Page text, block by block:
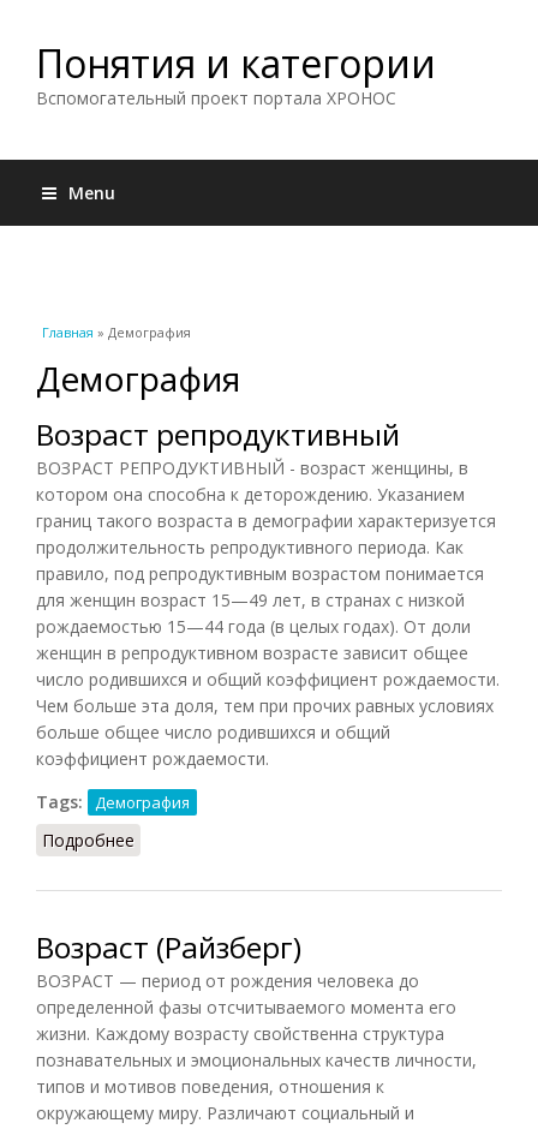
Понятия и категории
Вспомогательный проект портала ХРОНОС
Menu
Вы здесь
Главная » Демография
Демография
Возраст репродуктивный
ВОЗРАСТ РЕПРОДУКТИВНЫЙ - возраст женщины, в
котором она способна к деторождению. Указанием
границ такого возраста в демографии характеризуется
продолжительность репродуктивного периода. Как
правило, под репродуктивным возрастом понимается
для женщин возраст 15—49 лет, в странах с низкой
рождаемостью 15—44 года (в целых годах). От доли
женщин в репродуктивном возрасте зависит общее
число родившихся и общий коэффициент рождаемости.
Чем больше эта доля, тем при прочих равных условиях
больше общее число родившихся и общий
коэффициент рождаемости.
Tags:
Демография
Подробнее
Возраст (Райзберг)
ВОЗРАСТ — период от рождения человека до
определенной фазы отсчитываемого момента его
жизни. Каждому возрасту свойственна структура
познавательных и эмоциональных качеств личности,
типов и мотивов поведения, отношения к
окружающему миру. Различают социальный и